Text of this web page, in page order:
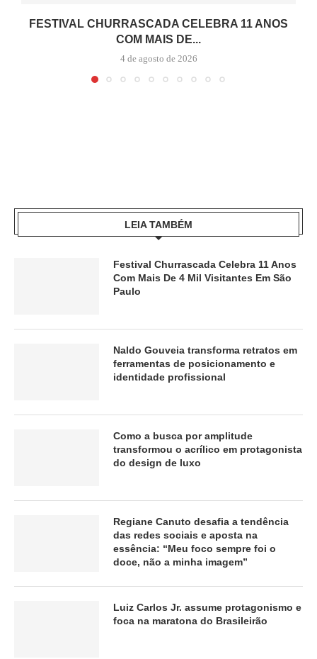
FESTIVAL CHURRASCADA CELEBRA 11 ANOS
COM MAIS DE...
4 de agosto de 2026
LEIA TAMBÉM
Festival Churrascada Celebra 11 Anos
Com Mais De 4 Mil Visitantes Em São
Paulo
Naldo Gouveia transforma retratos em
ferramentas de posicionamento e
identidade profissional
Como a busca por amplitude
transformou o acrílico em protagonista
do design de luxo
Regiane Canuto desafia a tendência
das redes sociais e aposta na
essência: “Meu foco sempre foi o
doce, não a minha imagem”
Luiz Carlos Jr. assume protagonismo e
foca na maratona do Brasileirão